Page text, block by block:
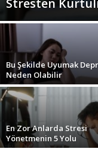
Stresten
Bu Şekilde Uyumak
Neden Olabilir
En Zor Anlarda Stresi
Yönetmenin 5 Yolu